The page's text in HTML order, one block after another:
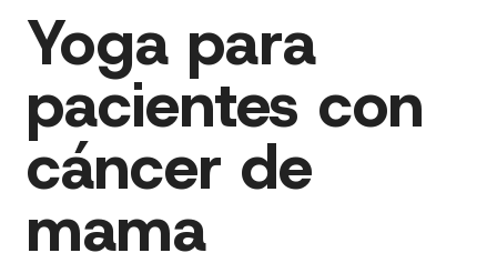
Yoga para
pacientes con
cáncer de
mama